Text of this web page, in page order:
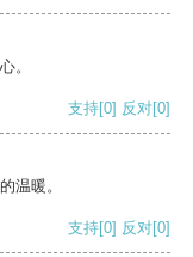
。
支持[0] 反对[0]
温暖。
支持[0] 反对[0]